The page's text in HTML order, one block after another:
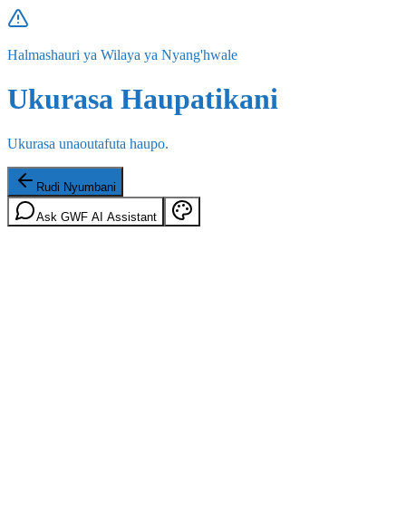
Halmashauri ya Wilaya ya Nyang'hwale
Ukurasa Haupatikani
Ukurasa unaoutafuta haupo.
Rudi Nyumbani
Ask GWF AI Assistant